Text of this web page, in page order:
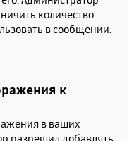
количество
в сообщении.
к
в ваших
разрешил добавлять